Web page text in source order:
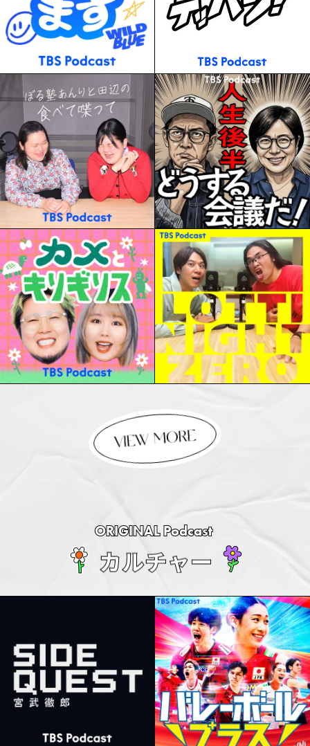
ORIGINAL Podcast
カルチャー